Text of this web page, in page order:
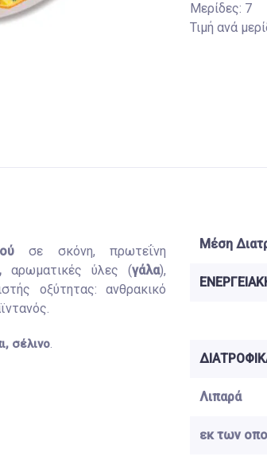
Μερίδες: 7
Τιμή ανά
σε σκόνη, πρωτεΐνη
αρωματικές ύλες (γάλα),
οξύτητας: ανθρακικό
σέλινο.
Μέση
Λιπαρά
εκ των